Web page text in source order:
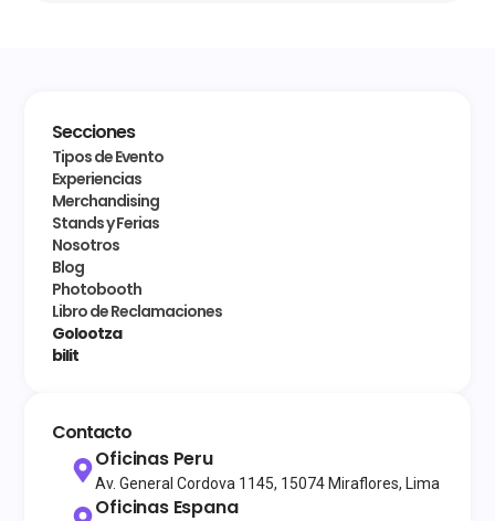
Secciones
Tipos de Evento
Experiencias
Merchandising
Stands y Ferias
Nosotros
Blog
Photobooth
Libro de Reclamaciones
Golootza
bilit
Contacto
Oficinas Peru
Av. General Cordova 1145, 15074 Miraflores, Lima
Oficinas Espana